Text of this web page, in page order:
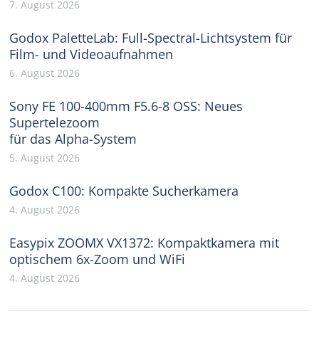
7. August 2026
Godox PaletteLab: Full-Spectral-Lichtsystem für
Film- und Videoaufnahmen
6. August 2026
Sony FE 100-400mm F5.6-8 OSS: Neues
Supertelezoom
für das Alpha-System
5. August 2026
Godox C100: Kompakte Sucherkamera
4. August 2026
Easypix ZOOMX VX1372: Kompaktkamera mit
optischem 6x-Zoom und WiFi
4. August 2026